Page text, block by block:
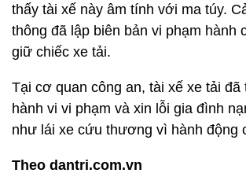
thấy tài xế này âm tính với ma túy.
thông đã lập biên bản vi phạm hành
giữ chiếc xe tải.
Tại cơ quan công an, tài xế xe tải đã
hành vi vi phạm và xin lỗi gia đình
như lái xe cứu thương vì hành động
Theo dantri.com.vn